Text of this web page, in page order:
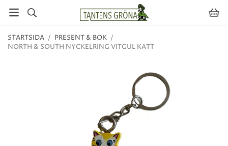
STARTSIDA / PRESENT & BOK /
NORTH & SOUTH NYCKELRING VITGUL KATT